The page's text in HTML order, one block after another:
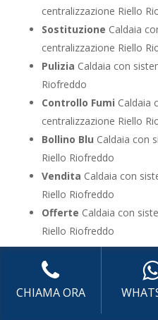
centralizzazione Riello
Sostituzione Caldaia
centralizzazione Riello
Pulizia Caldaia con
Riofreddo
Controllo Fumi Caldaia
centralizzazione Riello
Bollino Blu Caldaia con
Riello Riofreddo
Vendita Caldaia con
Riello Riofreddo
Offerte Caldaia con
Riello Riofreddo
UTILIZZA IL FORM PER
LA TUA
CHIAMA ORA